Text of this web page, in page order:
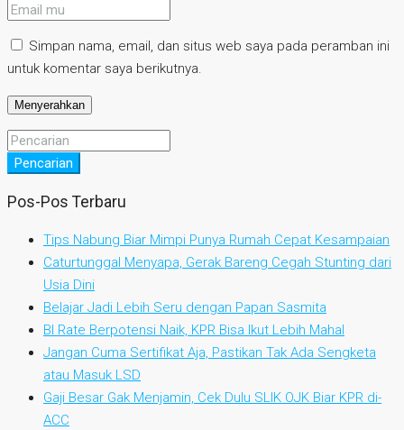
Simpan nama, email, dan situs web saya pada peramban ini
untuk komentar saya berikutnya.
Pencarian
Pos-Pos Terbaru
Tips Nabung Biar Mimpi Punya Rumah Cepat Kesampaian
Caturtunggal Menyapa, Gerak Bareng Cegah Stunting dari
Usia Dini
Belajar Jadi Lebih Seru dengan Papan Sasmita
BI Rate Berpotensi Naik, KPR Bisa Ikut Lebih Mahal
Jangan Cuma Sertifikat Aja, Pastikan Tak Ada Sengketa
atau Masuk LSD
Gaji Besar Gak Menjamin, Cek Dulu SLIK OJK Biar KPR di-
ACC